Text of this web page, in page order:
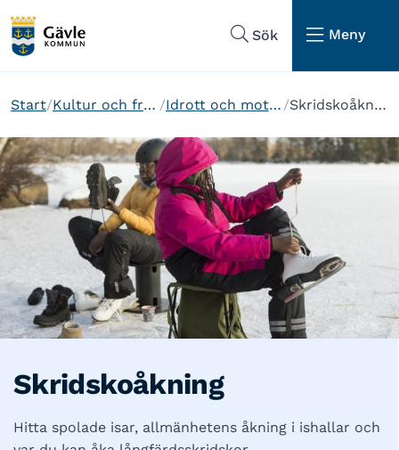
Sök
Meny
Start Kultur och fritid Idrott och motion Skridskoåkning
Skridskoåkning
Hitta spolade isar, allmänhetens åkning i ishallar och